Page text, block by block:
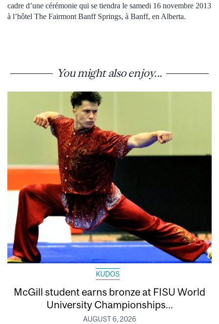
cadre d’une cérémonie qui se tiendra le samedi 16 novembre 2013
à l’hôtel The Fairmont Banff Springs, à Banff, en Alberta.
You might also enjoy...
KUDOS
McGill student earns bronze at FISU World
University Championships...
AUGUST 6, 2026